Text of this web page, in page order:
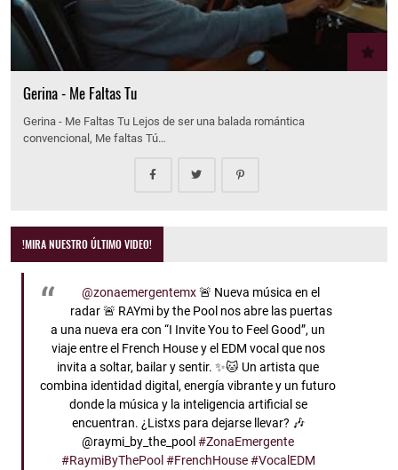
Gerina - Me Faltas Tu
Gerina - Me Faltas Tu Lejos de ser una balada romántica
convencional, Me faltas Tú…
!MIRA NUESTRO ÚLTIMO VIDEO!
@zonaemergentemx🚨 Nueva música en el
radar 🚨 RAYmi by the Pool nos abre las puertas
a una nueva era con “I Invite You to Feel Good”, un
viaje entre el French House y el EDM vocal que nos
invita a soltar, bailar y sentir. ✨🐱 Un artista que
combina identidad digital, energía vibrante y un futuro
donde la música y la inteligencia artificial se
encuentran. ¿Listxs para dejarse llevar? 🎶
@raymi_by_the_pool#ZonaEmergente
#RaymiByThePool #FrenchHouse #VocalEDM